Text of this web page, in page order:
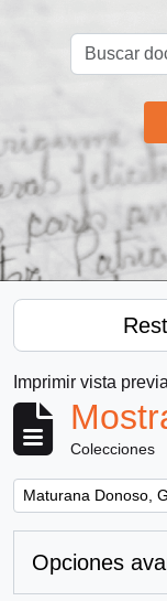
Imprimir vista previa
Colecciones
Remove filter:
Maturana Donoso,
Opciones